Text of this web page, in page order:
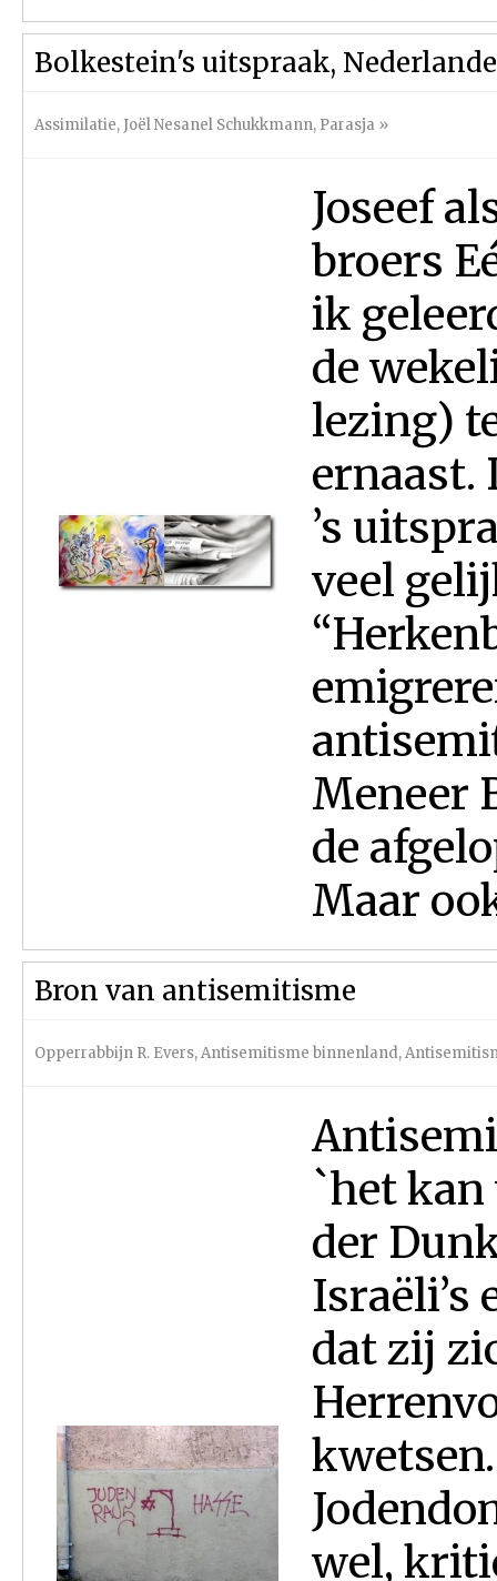
Bolkestein's uitspraak,
Assimilatie, Joël Nesanel Schukkmann, Parasja »
Joseef
broers
ik
de
lezing)
ernaast.
’s
veel
Meneer
de
Maar
Bron van antisemitisme
Opperrabbijn R. Evers,Antisemitisme binnenland,
`het kan
der
Israëli’s
dat zij
wel,